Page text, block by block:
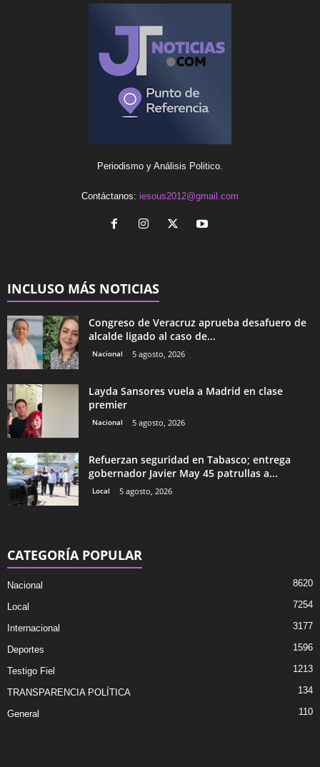
Periodismo y Análisis Politico.
Contáctanos: iesous2012@gmail.com
INCLUSO MÁS NOTICIAS
Congreso de Veracruz aprueba desafuero de
alcalde ligado al caso de...
Nacional 5 agosto, 2026
Layda Sansores vuela a Madrid en clase
premier
Nacional 5 agosto, 2026
Refuerzan seguridad en Tabasco; entrega
gobernador Javier May 45 patrullas a...
Local 5 agosto, 2026
CATEGORÍA POPULAR
Nacional 8620
Local 7254
Internacional 3177
Deportes 1596
Testigo Fiel 1213
TRANSPARENCIA POLÍTICA 134
General 110